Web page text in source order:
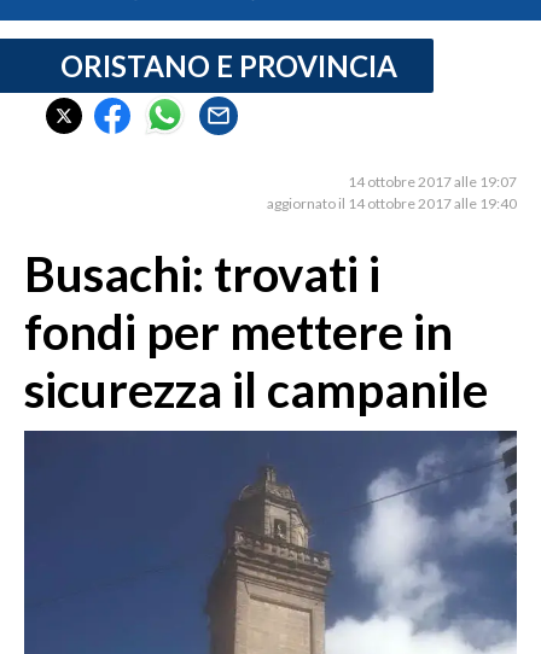
CRONACA SARDEGNA
CAGLIARI
SASSARI E PROVINCIA
GALLURA
NUORO E PROVINCIA
OGLIASTRA
AGENDA
ORISTANO E PROVINCIA
14 ottobre 2017 alle 19:07
aggiornato il 14 ottobre 2017 alle 19:40
Busachi: trovati i
fondi per mettere in
sicurezza il campanile